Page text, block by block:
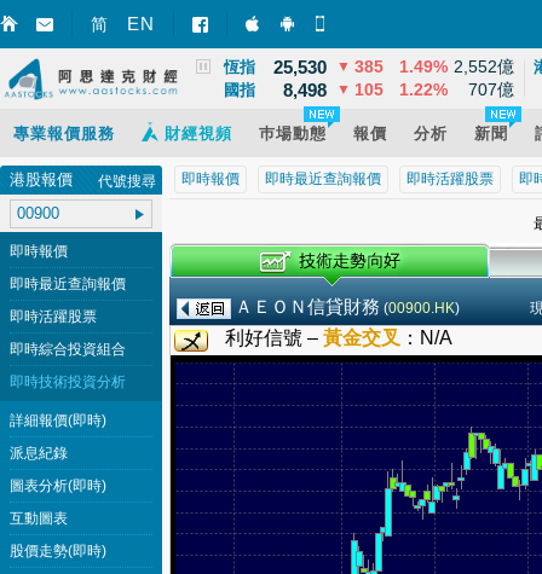
简 EN 智財迅 (iPhone)
智財迅 (Android)
上證 3,900
恆指 25,530 ▼ 385 1.49% 2,552億
國指 8,498 ▼ 105 1.22% 707億
專業報價服務 財經視頻 巿場動態 報價 分析 新聞
即時報價 即時最近查詢報價 即時活躍股票 即
ＡＥＯＮ信貸財務 (00900.HK)
利好信號 – 黃金交叉 ： N/A
港股報價 代號搜尋
即時報價
即時最近查詢報價
即時活躍股票
即時綜合投資組合
即時技術投資分析
詳細報價(即時)
派息紀錄
圖表分析(即時)
互動圖表
股價走勢(即時)